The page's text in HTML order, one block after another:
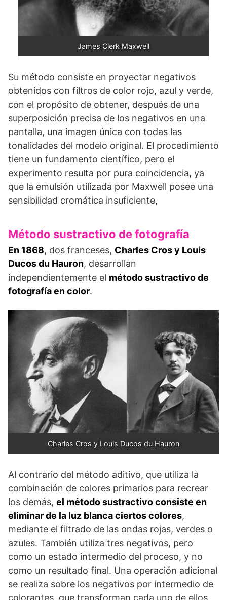
James Clerk Maxwell
Su método consiste en proyectar negativos
obtenidos con filtros de color rojo, azul y verde,
con el propósito de obtener, después de una
super­posición precisa de los negativos en una
pantalla, una imagen única con todas las
tonalida­des del modelo original. El procedimiento
tiene un fundamento científico, pero el
experimento resulta por pura coincidencia, ya
que la emulsión utilizada por Maxwell posee una
sensibilidad cromática insuficiente,
Método sustractivo de fotografía
En 1868, dos franceses, Charles Cros y Louis
Ducos du Hauron, desarrollan
independientemente el método sustractivo de
fotografía en color.
Charles Cros y Louis Ducos du Hauron
Al contrario del método aditivo, que utiliza la
combinación de colores primarios para recrear
los demás, el método sus­tractivo consiste en
eliminar de la luz blanca ciertos colores,
mediante el filtrado de las ondas rojas, verdes o
azules. También utiliza tres negativos, pero
como un estado intermedio del proceso, y no
como un resultado final. Una operación adicional
se realiza sobre los negativos por intermedio de
colorantes, que transforman cada uno de ellos